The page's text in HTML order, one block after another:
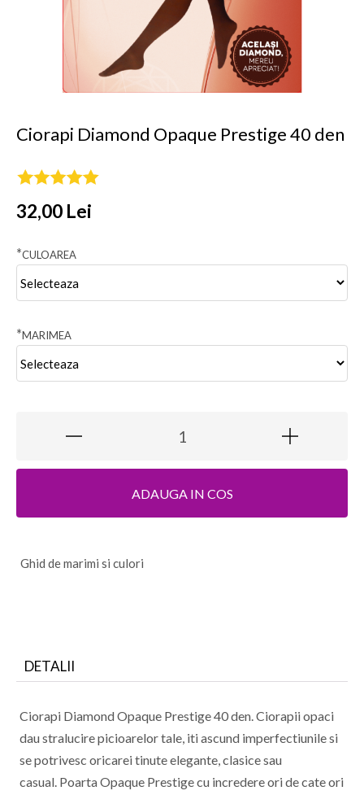
Ciorapi Diamond Opaque Prestige 40 den
32,00 Lei
*CULOAREA
*MARIMEA
ADAUGA IN COS
Ghid de marimi si culori
DETALII
Ciorapi Diamond Opaque Prestige 40 den. Ciorapii opaci
dau stralucire picioarelor tale, iti ascund imperfectiunile si
se potrivesc oricarei tinute elegante, clasice sau
casual. Poarta Opaque Prestige cu incredere ori de cate ori